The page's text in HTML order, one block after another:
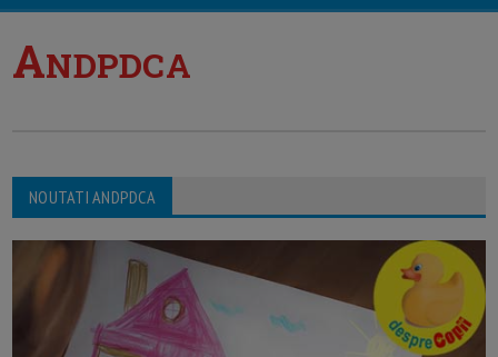
ANDPDCA
NOUTATI ANDPDCA